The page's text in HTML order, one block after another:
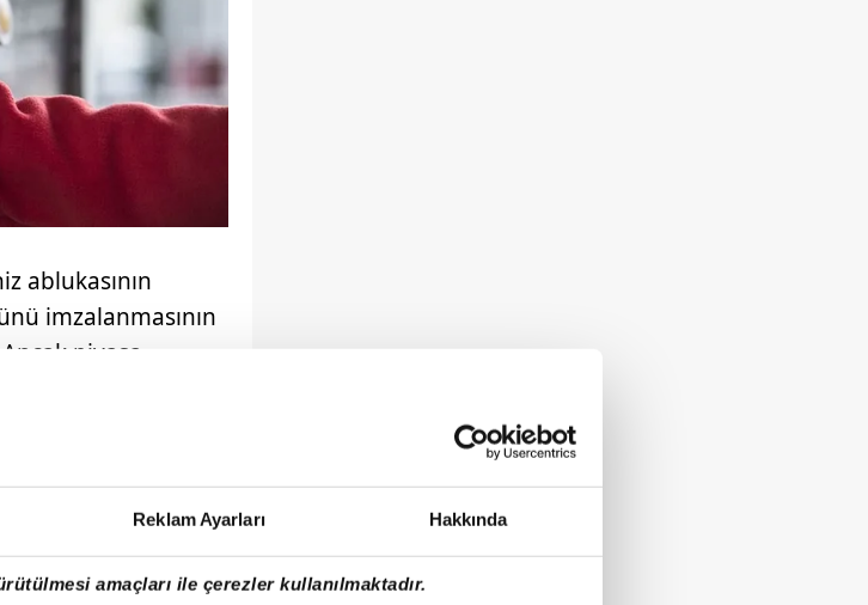
Reklam Ayarları Hakkında
amaçları ile çerezler kullanılmaktadır.
ablukasının
imzalanmasının
piyasa
ve
zaman